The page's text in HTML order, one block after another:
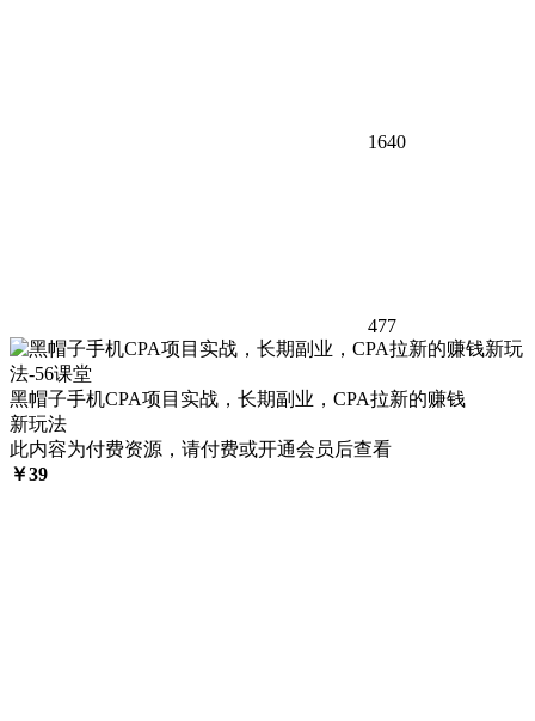
1640
477
黑帽子手机CPA项目实战，长期副业，CPA拉新的赚钱
新玩法
此内容为付费资源，请付费或开通会员后查看
￥39